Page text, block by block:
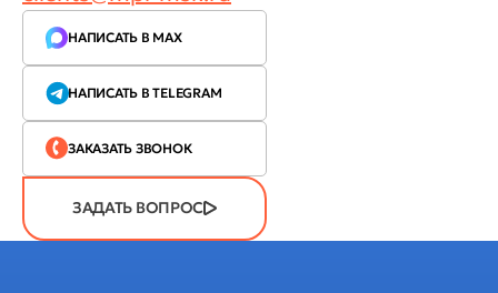
НАПИСАТЬ В MAX
НАПИСАТЬ В TELEGRAM
ЗАКАЗАТЬ ЗВОНОК
ЗАДАТЬ ВОПРОС